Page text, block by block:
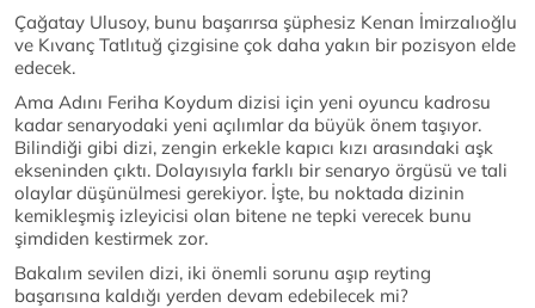
Çağatay Ulusoy, bunu başarırsa şüphesiz Kenan İmirzalıoğlu
ve Kıvanç Tatlıtuğ çizgisine çok daha yakın bir pozisyon elde
edecek.
Ama Adını Feriha Koydum dizisi için yeni oyuncu kadrosu
kadar senaryodaki yeni açılımlar da büyük önem taşıyor.
Bilindiği gibi dizi, zengin erkekle kapıcı kızı arasındaki aşk
ekseninden çıktı. Dolayısıyla farklı bir senaryo örgüsü ve tali
olaylar düşünülmesi gerekiyor. İşte, bu noktada dizinin
kemikleşmiş izleyicisi olan bitene ne tepki verecek bunu
şimdiden kestirmek zor.
Bakalım sevilen dizi, iki önemli sorunu aşıp reyting
başarısına kaldığı yerden devam edebilecek mi?